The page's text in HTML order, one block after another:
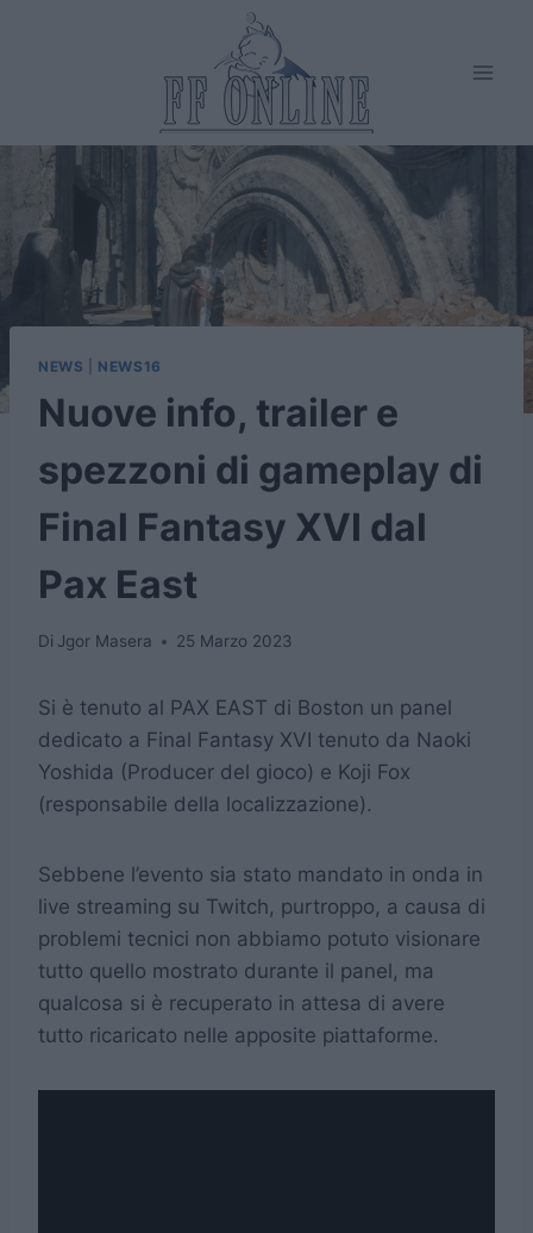
NEWS NEWS16
Nuove info, trailer e
spezzoni di gameplay di
Final Fantasy XVI dal
Pax East
Di Jgor Masera 25 Marzo 2023
Si è tenuto al PAX EAST di Boston un panel
dedicato a Final Fantasy XVI tenuto da Naoki
Yoshida (Producer del gioco) e Koji Fox
(responsabile della localizzazione).
Sebbene l’evento sia stato mandato in onda in
live streaming su Twitch, purtroppo, a causa di
problemi tecnici non abbiamo potuto visionare
tutto quello mostrato durante il panel, ma
qualcosa si è recuperato in attesa di avere
tutto ricaricato nelle apposite piattaforme.